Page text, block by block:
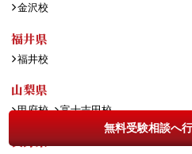
無料受験相談へ
金沢校
福井県
福井校
山梨県
甲府校 富士吉田校
長野県